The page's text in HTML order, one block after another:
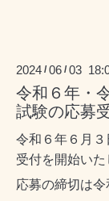
2024 /06 /03
令和６年・
試験の応募
令和６年６月
受付を開始いた
応募の締切は令